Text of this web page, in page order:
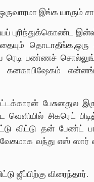
இங்க யாரும்
புரிந்துக்கொண்ட
தொடாதீங்க,ஒரு
ரெடி பண்ணச்
கனகாபிஷேகம்
பேசுனதுல
வெளியில் சிகரெட்
விட்டு தன் பேண்ட்
வந்து எஸ் ஸார்
ஜீப்பிற்கு விரைந்தார்.